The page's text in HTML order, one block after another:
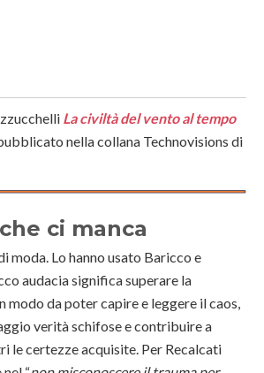
La civiltà del vento al tempo
nella collana Technovisions di
ci manca
moda. Lo hanno usato Baricco e
audacia significa superare la
modo da poter capire e leggere il caos,
verità schifose e contribuire a
le certezze acquisite. Per Recalcati